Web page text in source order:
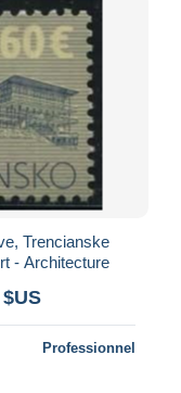
Trencianske
- Architecture
Professionnel